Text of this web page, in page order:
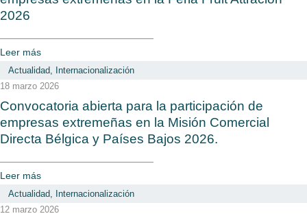
2026
Leer más
Actualidad, Internacionalización
18 marzo 2026
Convocatoria abierta para la participación de
empresas extremeñas en la Misión Comercial
Directa Bélgica y Países Bajos 2026.
Leer más
Actualidad, Internacionalización
12 marzo 2026